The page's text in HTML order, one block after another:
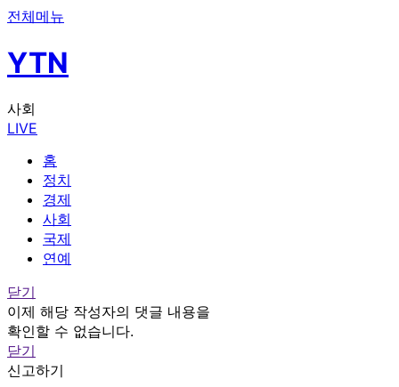
전체메뉴
YTN
사회
LIVE
홈
정치
경제
사회
국제
연예
닫기
이제 해당 작성자의 댓글 내용을
확인할 수 없습니다.
닫기
신고하기